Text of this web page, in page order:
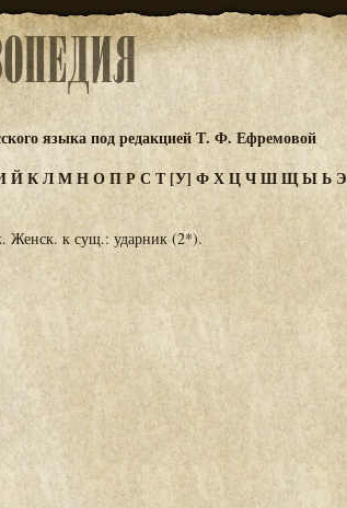
языка под редакцией Т. Ф. Ефремовой
ЙКЛМНОПРС Т[У] ФХЦЧШЩЫЬ Э
Женск. к сущ.: ударник (2*).